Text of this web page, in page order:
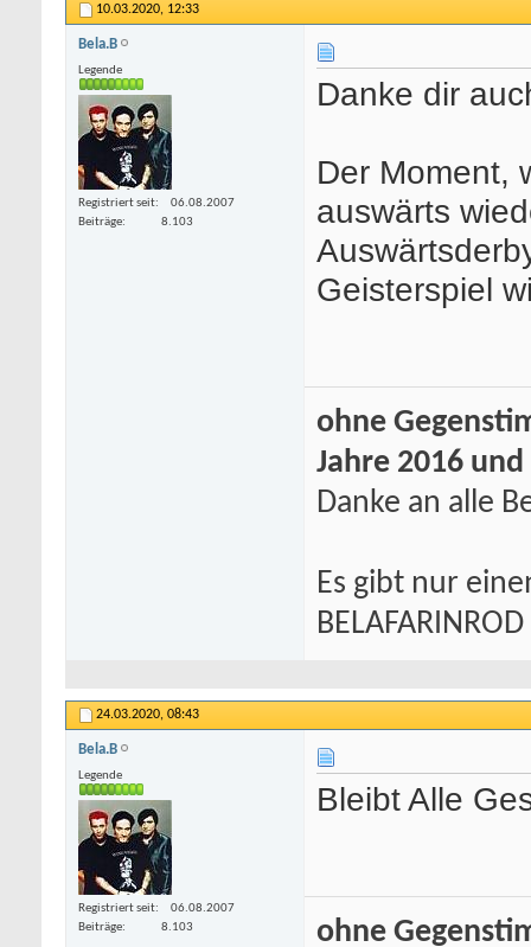
10.03.2020, 12:33
Bela.B
Legende
Registriert seit
06.08.2007
Beiträge
8.103
Danke dir
Der Moment,
auswärts
Geisterspiel
ohne
Jahre 2016 und
Danke an alle
Es gibt nur
BELAFARINROD
24.03.2020, 08:43
Bela.B
Legende
Registriert seit
06.08.2007
Beiträge
8.103
Bleibt Alle
ohne